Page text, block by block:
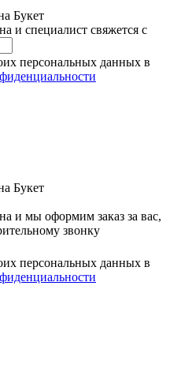
Букет
и специалист свяжется с
персональных данных в
Букет
и мы оформим заказ за вас,
звонку
персональных данных в